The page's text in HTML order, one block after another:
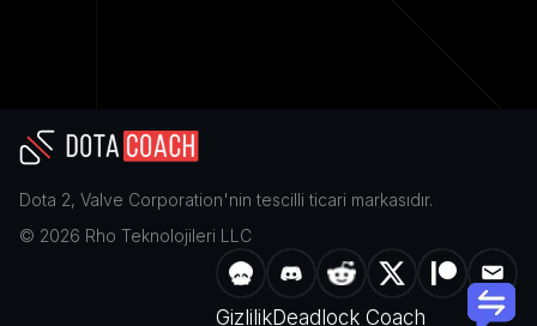
Dota 2, Valve Corporation'nin tescilli ticari markasıdır.
© 2026 Rho Teknolojileri LLC
GizlilikDeadlock Coach